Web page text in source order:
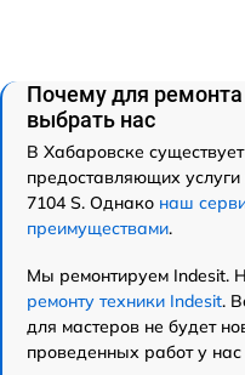
Почему для ремонта
выбрать нас
В Хабаровске
предоставляющих
7104 S. Однако наш
преимуществами.
Мы ремонтируем Indesit.
ремонту техники Indesit.
для мастеров не будет
проведенных работ у нас